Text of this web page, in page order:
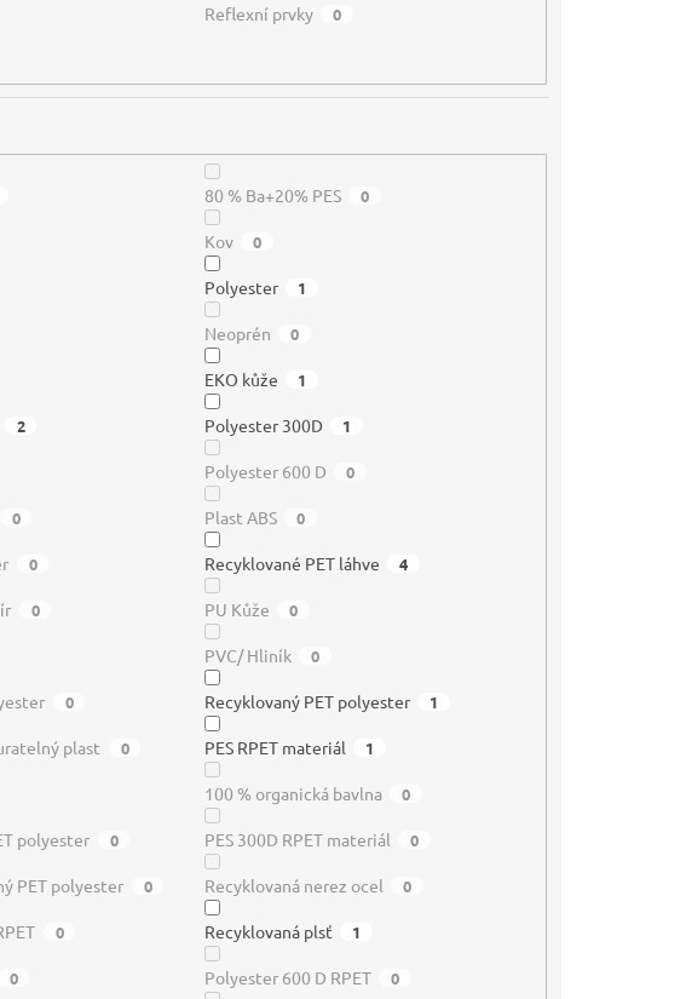
Reflexní prvky 0
80 % Ba+20% PES 0
Kov 0
Polyester 1
Neoprén 0
EKO kůže 1
2 Polyester 300D 1
Polyester 600 D 0
0 Plast ABS 0
0 Recyklované PET láhve 4
0 PU Kůže 0
PVC/ Hliník 0
0 Recyklovaný PET polyester 1
plast 0 PES RPET materiál 1
100 % organická bavlna 0
polyester 0 PES 300D RPET materiál 0
PET polyester 0 Recyklovaná nerez ocel 0
0 Recyklovaná plsť 1
0 Polyester 600 D RPET 0